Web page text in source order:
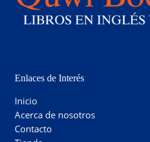
Enlaces de Interés
Inicio
Acerca de nosotros
Contacto